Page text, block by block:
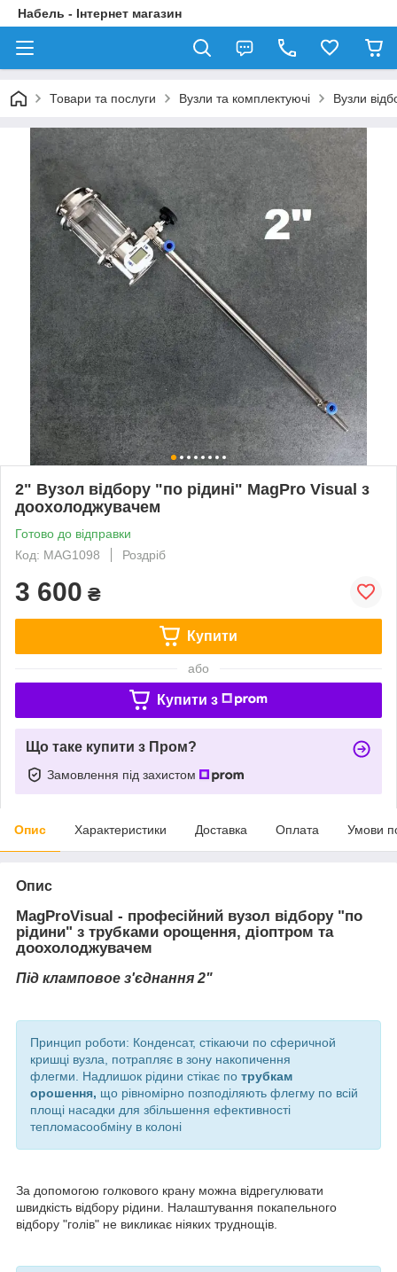
Набель - Інтернет магазин
Товари та послуги Вузли та комплектуючі Вузли
2" Вузол відбору "по рідині" MagPro Visual з
доохолоджувачем
Готово до відправки
Код: MAG1098
Роздріб
3 600 ₴
Купити
або
Купити з
Що таке купити з Пром?
Замовлення під захистом
Опис Характеристики Доставка Оплата Умови
Опис
MagProVisual - професійний вузол відбору "по
рідини" з трубками орощення, діоптром та
доохолоджувачем
Під кламповое з'єднання 2"
Принцип роботи: Конденсат, стікаючи по сферичной
кришці вузла, потрапляє в зону накопичення
флегми. Надлишок рідини стікає по трубкам
орошення, що рівномірно позподіляють флегму по всій
площі насадки для збільшення ефективності
тепломасообміну в колоні
За допомогою голкового крану можна відрегулювати
швидкість відбору рідини. Налаштування покапельного
відбору "голів" не викликає ніяких труднощів.